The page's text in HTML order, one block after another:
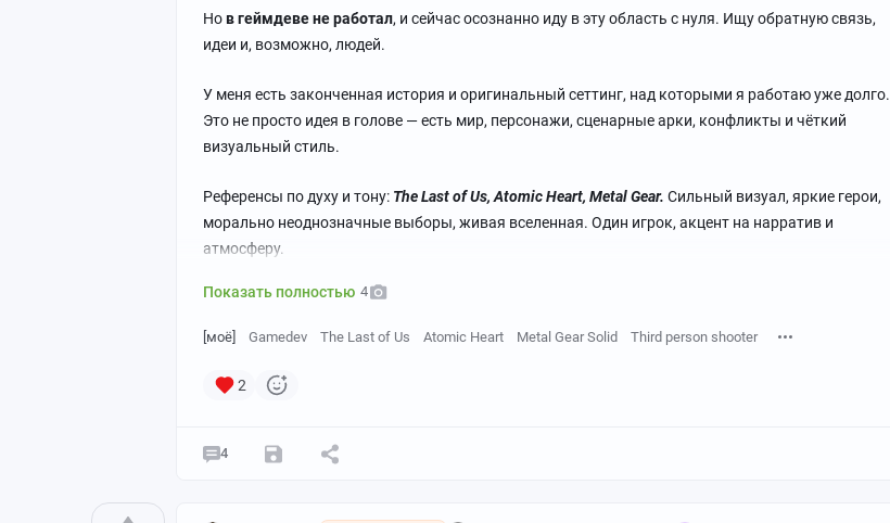
Нов геймдеве не работал, и сейчас осознанно иду в эту область с нуля. Ищу обратную связь,
идеи и, возможно, людей.
У меня есть законченная история и оригинальный сеттинг, над которыми я работаю уже долго.
Это не просто идея в голове — есть мир, персонажи, сценарные арки, конфликты и чёткий
визуальный стиль.
Референсы по духу и тону: The Last of Us, Atomic Heart, Metal Gear. Сильный визуал, яркие герои,
морально неоднозначные выборы, живая вселенная. Один игрок, акцент на нарратив и
атмосферу.
Показать полностью 4
[моё] Gamedev The Last of Us Atomic Heart Metal Gear Solid Third person shooter
2
4